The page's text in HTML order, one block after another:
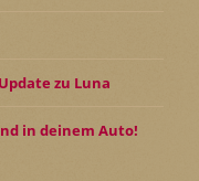
zu Luna
in deinem Auto!